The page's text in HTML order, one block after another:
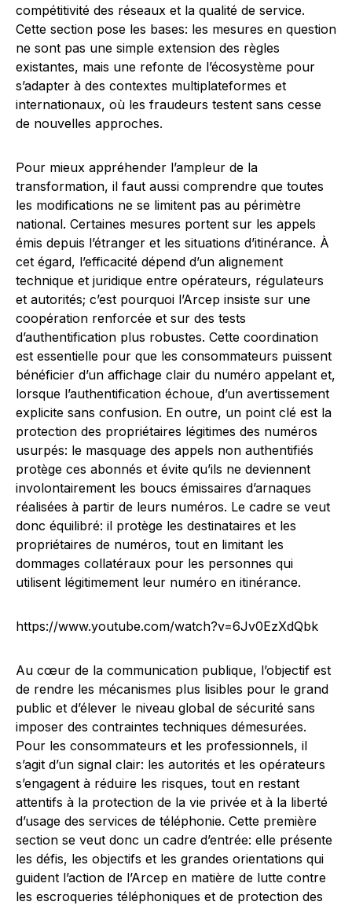
compétitivité des réseaux et la qualité de service.
Cette section pose les bases: les mesures en question
ne sont pas une simple extension des règles
existantes, mais une refonte de l’écosystème pour
s’adapter à des contextes multiplateformes et
internationaux, où les fraudeurs testent sans cesse
de nouvelles approches.
Pour mieux appréhender l’ampleur de la
transformation, il faut aussi comprendre que toutes
les modifications ne se limitent pas au périmètre
national. Certaines mesures portent sur les appels
émis depuis l’étranger et les situations d’itinérance. À
cet égard, l’efficacité dépend d’un alignement
technique et juridique entre opérateurs, régulateurs
et autorités; c’est pourquoi l’Arcep insiste sur une
coopération renforcée et sur des tests
d’authentification plus robustes. Cette coordination
est essentielle pour que les consommateurs puissent
bénéficier d’un affichage clair du numéro appelant et,
lorsque l’authentification échoue, d’un avertissement
explicite sans confusion. En outre, un point clé est la
protection des propriétaires légitimes des numéros
usurpés: le masquage des appels non authentifiés
protège ces abonnés et évite qu’ils ne deviennent
involontairement les boucs émissaires d’arnaques
réalisées à partir de leurs numéros. Le cadre se veut
donc équilibré: il protège les destinataires et les
propriétaires de numéros, tout en limitant les
dommages collatéraux pour les personnes qui
utilisent légitimement leur numéro en itinérance.
https://www.youtube.com/watch?v=6Jv0EzXdQbk
Au cœur de la communication publique, l’objectif est
de rendre les mécanismes plus lisibles pour le grand
public et d’élever le niveau global de sécurité sans
imposer des contraintes techniques démesurées.
Pour les consommateurs et les professionnels, il
s’agit d’un signal clair: les autorités et les opérateurs
s’engagent à réduire les risques, tout en restant
attentifs à la protection de la vie privée et à la liberté
d’usage des services de téléphonie. Cette première
section se veut donc un cadre d’entrée: elle présente
les défis, les objectifs et les grandes orientations qui
guident l’action de l’Arcep en matière de lutte contre
les escroqueries téléphoniques et de protection des